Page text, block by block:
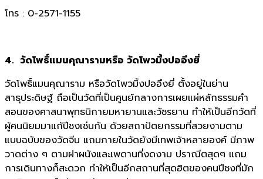
โทร : 0-2571-1155
4. วัดโพธิ์แมนคุณารามหรือ วัดโพวมิ้งปออึงยี่
วัดโพธิ์แมนคุณาราม หรือวัดโพวมิ้งปออึงยี่ ตั้งอยู่ในย่าน
สาธุประดิษฐ์ ถือเป็นวัดที่เป็นศูนย์กลางการเผยแผ่หลักธรรมคำ
สอนของศาสนาพุทธนิกายมหายานและวัชรยาน ทำให้เป็นอีกวัดที่
ผู้คนนิยมมาแก้ปีชงเช่นกัน ด้วยสถาปัตยกรรมที่สวยงามตาม
แบบฉบับของวัดจีน แถมภายในวัดยังมีเทพเจ้าหลายองค์ มีภาพ
วาดต่าง ๆ ตามฝาผนังและเพดานที่งดงาม ปราณีตสุดๆ แถม
การเดินทางก็สะดวก ทำให้เป็นอีกสถานที่สุดฮิตของคนปีชงที่มัก